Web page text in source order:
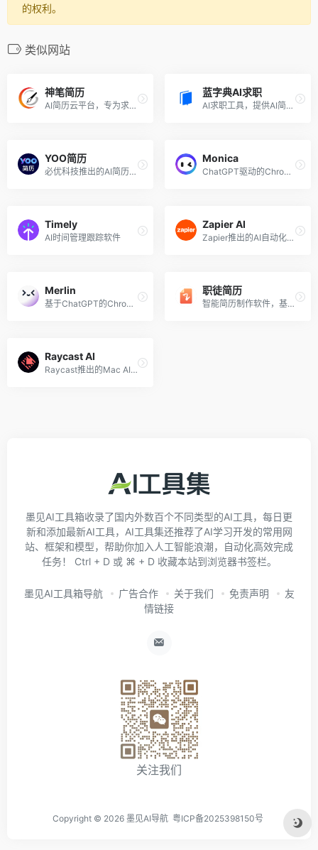
的权利。
类似网站
神笔简历
AI简历云平台，专为求职者提供一站式求职服务
蓝字典AI求职
AI求职工具，提供AI简历生成、AI模拟面试服务
YOO简历
必优科技推出的AI简历生成工具
Monica
ChatGPT驱动的Chrome浏览器AI助手插件
Timely
AI时间管理跟踪软件
Zapier AI
Zapier推出的AI自动化集成功能
Merlin
基于ChatGPT的Chrome浏览器扩展，浏览任意网页时利用GPT
职徒简历
智能简历制作软件，基于GPT的简历优化和简历代写
Raycast AI
Raycast推出的Mac AI助手，智能写作、编程、回答问题等
墨见AI工具箱收录了国内外数百个不同类型的AI工具，每日更
新和添加最新AI工具，AI工具集还推荐了AI学习开发的常用网
站、框架和模型，帮助你加入人工智能浪潮，自动化高效完成
任务！ Ctrl + D 或 ⌘ + D 收藏本站到浏览器书签栏。
墨见AI工具箱导航 广告合作 关于我们 免责声明
友
情链接
关注我们
Copyright © 2026 墨见AI导航 粤ICP备2025398150号